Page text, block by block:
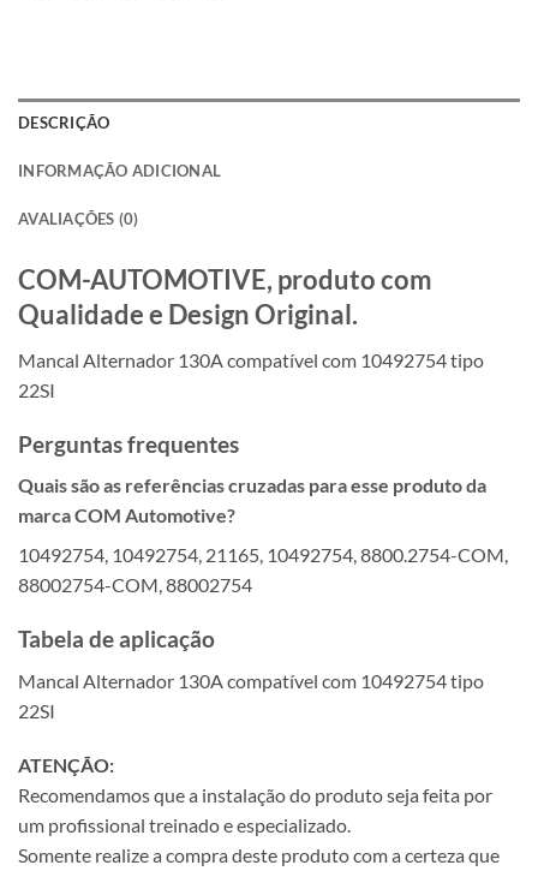
DESCRIÇÃO
INFORMAÇÃO ADICIONAL
AVALIAÇÕES (0)
COM-AUTOMOTIVE, produto com
Qualidade e Design Original.
Mancal Alternador 130A compatível com 10492754 tipo
22SI
Perguntas frequentes
Quais são as referências cruzadas para esse produto da
marca COM Automotive?
10492754, 10492754, 21165, 10492754, 8800.2754-COM,
88002754-COM, 88002754
Tabela de aplicação
Mancal Alternador 130A compatível com 10492754 tipo
22SI
ATENÇÃO:
Recomendamos que a instalação do produto seja feita por
um profissional treinado e especializado.
Somente realize a compra deste produto com a certeza que